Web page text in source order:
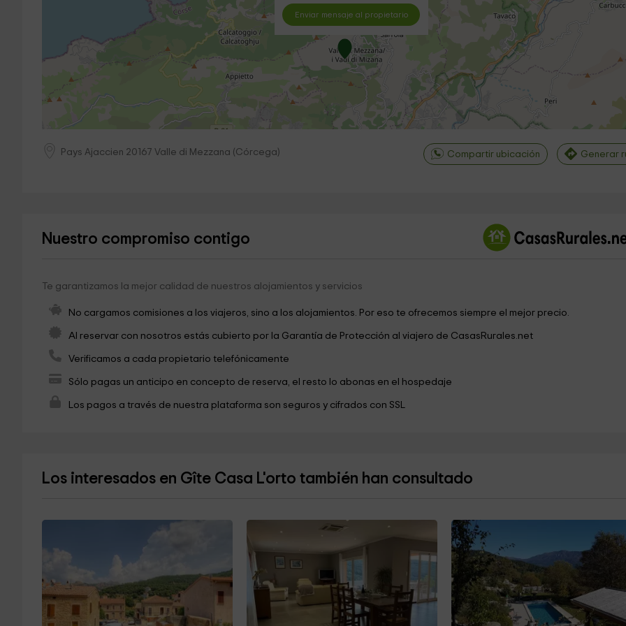
Enviar mensaje al propietario
Pays Ajaccien 20167 Valle di Mezzana (Córcega) Compartir ubicación Generar
Nuestro compromiso contigo
Te garantizamos la mejor calidad de nuestros alojamientos y servicios
No cargamos comisiones a los viajeros, sino a los alojamientos. Por eso te ofrecemos siempre el mejor precio.
Al reservar con nosotros estás cubierto por la Garantía de Protección al viajero de CasasRurales.net
Verificamos a cada propietario telefónicamente
Sólo pagas un anticipo en concepto de reserva, el resto lo abonas en el hospedaje
Los pagos a través de nuestra plataforma son seguros y cifrados con SSL
Los interesados en Gîte Casa L'orto también han consultado